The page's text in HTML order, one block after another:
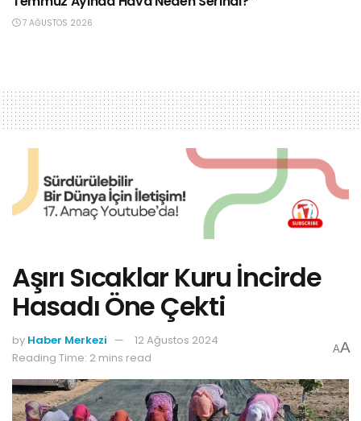
7 AĞUSTOS 2026
Aşırı Sıcaklar Kuru İncirde
Hasadı Öne Çekti
by Haber Merkezi
12 Ağustos 2024
Reading Time: 2 mins read
AA